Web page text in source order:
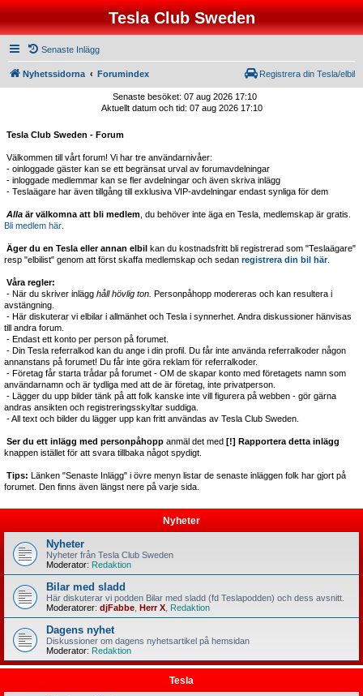
Tesla Club Sweden
Senaste Inlägg
Nyhetssidorna Forumindex Registrera din Tesla/elbil
Senaste besöket: 07 aug 2026 17:10
Aktuellt datum och tid: 07 aug 2026 17:10
Tesla Club Sweden - Forum
Välkommen till vårt forum! Vi har tre användarnivåer:
- oinloggade gäster kan se ett begränsat urval av forumavdelningar
- inloggade medlemmar kan se fler avdelningar och även skriva inlägg
- Teslaägare har även tillgång till exklusiva VIP-avdelningar endast synliga för dem
Alla är välkomna att bli medlem , du behöver inte äga en Tesla, medlemskap är gratis.
Bli medlem här
Äger du en Tesla eller annan elbil kan du kostnadsfritt bli registrerad som "Teslaägare"
resp "elbilist" genom att först skaffa medlemskap och sedan registrera din bil här.
Våra regler:
- När du skriver inlägg håll hövlig ton. Personpåhopp modereras och kan resultera i
avstängning.
- Här diskuterar vi elbilar i allmänhet och Tesla i synnerhet. Andra diskussioner hänvisas
till andra forum.
- Endast ett konto per person på forumet.
- Din Tesla referralkod kan du ange i din profil. Du får inte använda referralkoder någon
annanstans på forumet! Du får inte göra reklam för referralkoder.
- Företag får starta trådar på forumet - OM de skapar konto med företagets namn som
användarnamn och är tydliga med att de är företag, inte privatperson.
- Lägger du upp bilder tänk på att folk kanske inte vill figurera på webben - gör gärna
andras ansikten och registreringsskyltar suddiga.
- All text och bilder du lägger upp kan fritt användas av Tesla Club Sweden.
Ser du ett inlägg med personpåhopp anmäl det med [!] Rapportera detta inlägg
knappen istället för att svara tillbaka något spydigt.
Tips: Länken "Senaste Inlägg" i övre menyn listar de senaste inläggen folk har gjort på
forumet. Den finns även längst nere på varje sida.
Nyheter
Nyheter
Nyheter från Tesla Club Sweden
Moderator: Redaktion
Bilar med sladd
Här diskuterar vi podden Bilar med sladd (fd Teslapodden) och dess avsnitt.
Moderatorer: djFabbe Herr X Redaktion
Dagens nyhet
Diskussioner om dagens nyhetsartikel på hemsidan
Moderator: Redaktion
Tesla